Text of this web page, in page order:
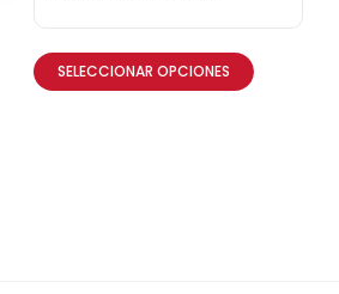
SELECCIONAR OPCIONES